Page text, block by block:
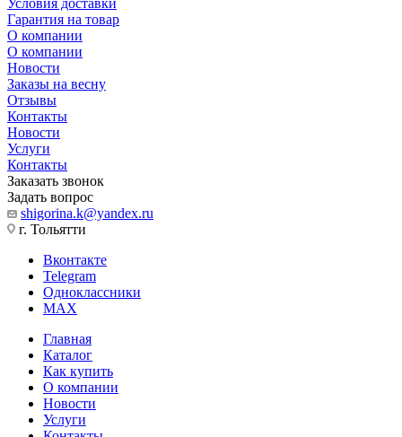
Условия доставки
Гарантия на товар
О компании
О компании
Новости
Заказы на весну
Отзывы
Контакты
Новости
Услуги
Контакты
Заказать звонок
Задать вопрос
shigorina.k@yandex.ru
г. Тольятти
Вконтакте
Telegram
Одноклассники
MAX
Главная
Каталог
Как купить
О компании
Новости
Услуги